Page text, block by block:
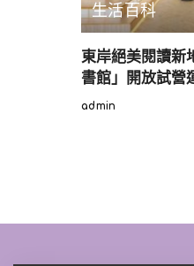
生活百科
東岸絕美閱讀新
書館」開放試營
Posted
admin